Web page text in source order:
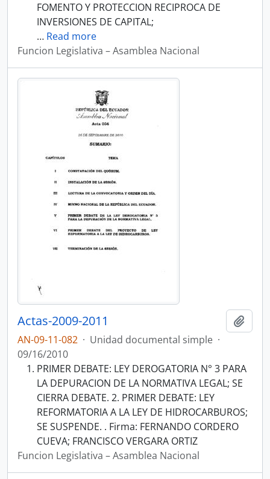
FOMENTO Y PROTECCION RECIPROCA DE
INVERSIONES DE CAPITAL;
… Read more
Funcion Legislativa – Asamblea Nacional
Actas-2009-2011
AN-09-11-082 · Unidad documental simple ·
09/16/2010
PRIMER DEBATE: LEY DEROGATORIA N° 3 PARA
LA DEPURACION DE LA NORMATIVA LEGAL; SE
CIERRA DEBATE. 2. PRIMER DEBATE: LEY
REFORMATORIA A LA LEY DE HIDROCARBUROS;
SE SUSPENDE. . Firma: FERNANDO CORDERO
CUEVA; FRANCISCO VERGARA ORTIZ
Funcion Legislativa – Asamblea Nacional